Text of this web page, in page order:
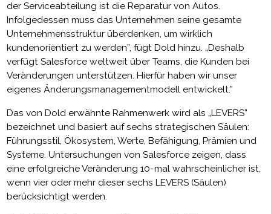
der Serviceabteilung ist die Reparatur von Autos.
Infolgedessen muss das Unternehmen seine gesamte
Unternehmensstruktur überdenken, um wirklich
kundenorientiert zu werden”, fügt Dold hinzu. „Deshalb
verfügt Salesforce weltweit über Teams, die Kunden bei
Veränderungen unterstützen. Hierfür haben wir unser
eigenes Änderungsmanagementmodell entwickelt.”
Das von Dold erwähnte Rahmenwerk wird als „LEVERS”
bezeichnet und basiert auf sechs strategischen Säulen:
Führungsstil, Ökosystem, Werte, Befähigung, Prämien und
Systeme. Untersuchungen von Salesforce zeigen, dass
eine erfolgreiche Veränderung 10-mal wahrscheinlicher ist,
wenn vier oder mehr dieser sechs LEVERS (Säulen)
berücksichtigt werden.